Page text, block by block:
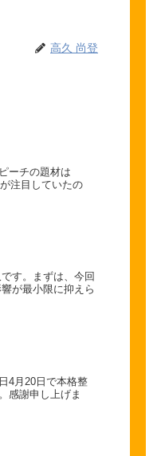
高久 尚登
ーチの題材は
注目していたの
す。まずは、今回
が最小限に抑えら
4月20日で本格整
感謝申し上げま